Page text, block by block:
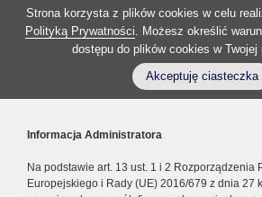
Strona korzysta z plików cookies w celu
Polityką Prywatności. Możesz określić
dostępu do plików cookies w Twojej
Akceptuję ciasteczka
Informacja Administratora
Na podstawie art. 13 ust. 1 i 2 Rozporządzenia
Europejskiego i Rady (UE) 2016/679 z dnia 27